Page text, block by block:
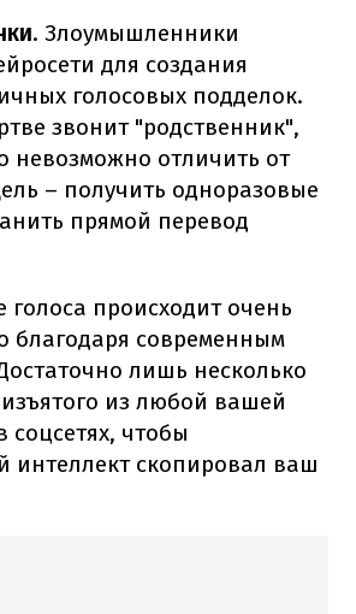
. Злоумышленники
для создания
голосовых подделок.
звонит "родственник",
невозможно отличить от
– получить одноразовые
прямой перевод
происходит очень
благодаря современным
лишь несколько
из любой вашей
соцсетях, чтобы
интеллект скопировал ваш